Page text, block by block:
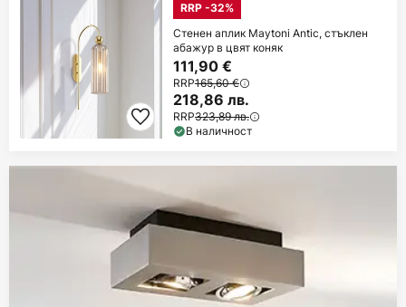
RRP -32%
Стенен аплик Maytoni Antic, стъклен
абажур в цвят коняк
111,90 €
RRP165,60 €
218,86 лв.
RRP323,89 лв.
В наличност